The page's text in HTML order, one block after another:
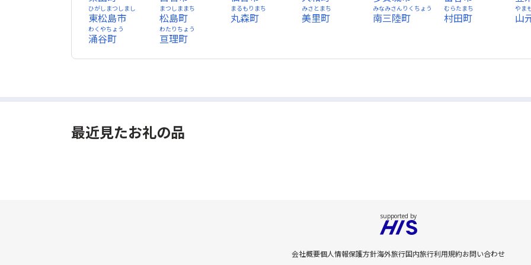
東松島市
ひがしまつしまし
松島町
まつしままち
丸森町
まるもりまち
美里町
みさとまち
南三陸町
みなみさんりくちょう
村田町
むらたまち
山
やま
涌谷町
わくやちょう
亘理町
わたりちょう
最近見たお礼の品
会社概要個人情報保護方針海外旅行国内旅行利用規約お問い合わせ